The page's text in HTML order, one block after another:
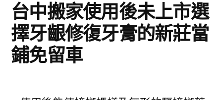
台中搬家使用後未上市選
擇牙齦修復牙膏的新莊當
鋪免留車